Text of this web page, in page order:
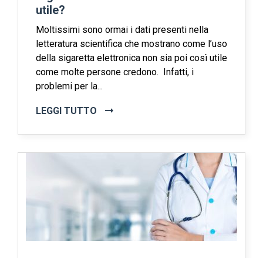
utile?
Moltissimi sono ormai i dati presenti nella
letteratura scientifica che mostrano come l’uso
della sigaretta elettronica non sia poi così utile
come molte persone credono. Infatti, i
problemi per la...
LEGGI TUTTO